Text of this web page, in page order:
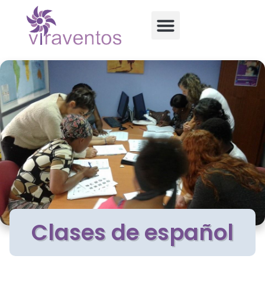
Clases de español